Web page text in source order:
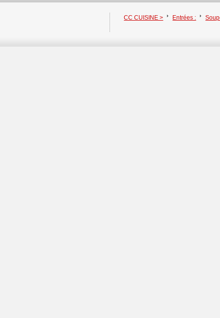
CC CUISINE > Entrées :